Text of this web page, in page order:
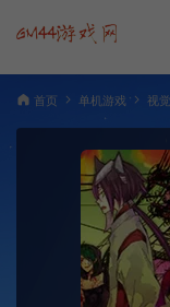
首页 单机游戏 视